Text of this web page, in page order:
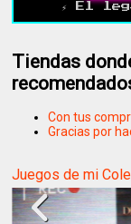
⚡ El
Tiendas
Con tus
Gracias por
Juegos de mi